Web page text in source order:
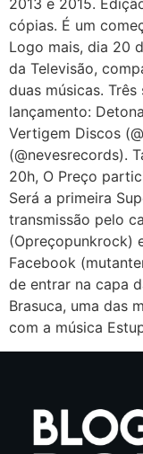
2013 e 2015.
cópias. É um
Logo mais, dia 20
da Televisão,
duas músicas.
lançamento:
Vertigem Discos
(@nevesrecords).
20h, O Preço
Será a primeira
transmissão pelo
(Opreçopunkrock)
Facebook
de entrar na capa
Brasuca, uma das
com a música